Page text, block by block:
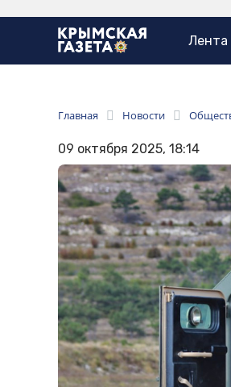
Лента
Главная Новости
09 октября 2025, 18:14